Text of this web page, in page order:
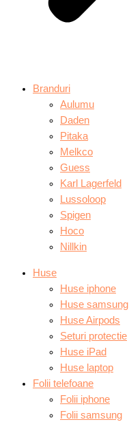
Branduri
Aulumu
Daden
Pitaka
Melkco
Guess
Karl Lagerfeld
Lussoloop
Spigen
Hoco
Nillkin
Huse
Huse iphone
Huse samsung
Huse Airpods
Seturi protectie
Huse iPad
Huse laptop
Folii telefoane
Folii iphone
Folii samsung